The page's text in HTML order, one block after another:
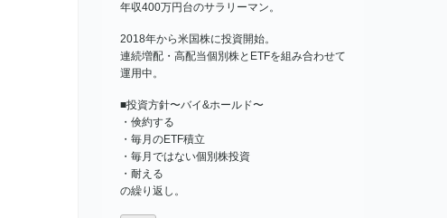
ログ
Pro
年収400万円台のサラリーマン。
2018年から米国株に投資開始。
連続増配・高配当個別株とETFを組み合わせて
運用中。
■投資方針〜バイ&ホールド〜
・倹約する
・毎月のETF積立
・毎月ではない個別株投資
・耐える
の繰り返し。